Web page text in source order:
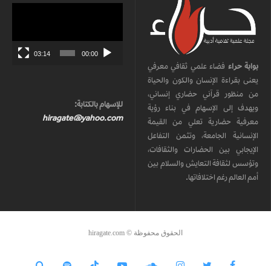
بوابة حراء فضاء علمي ثقافي معرفي
يعنى بقراءة الإنسان والكون والحياة
من منظور قرآني حضاري إنساني،
ويهدف إلى الإسهام في بناء رؤية
معرفية حضارية تعلي من القيمة
الإنسانية الجامعة، وتثمن التفاعل
الإيجابي بين الحضارات والثقافات،
وتؤسس لثقافة التعايش والسلام بين
أمم العالم رغم اختلافاتها.
00:00
03:14
للإسهام بالكتابة:
hiragate@yahoo.com
الحقوق محفوظة © hiragate.com